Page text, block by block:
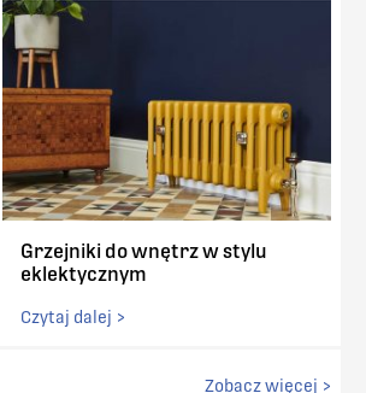
Grzejniki do wnętrz w stylu
eklektycznym
Czytaj dalej >
Zobacz więcej >